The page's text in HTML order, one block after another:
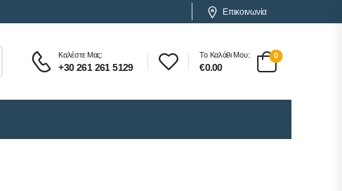
Επικοινωνία
Καλέστε Μας:
+30 261 261 5129
Το Καλάθι Μου:
€0.00
0